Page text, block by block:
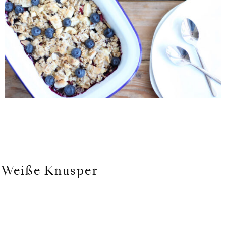
Weiße Knusper